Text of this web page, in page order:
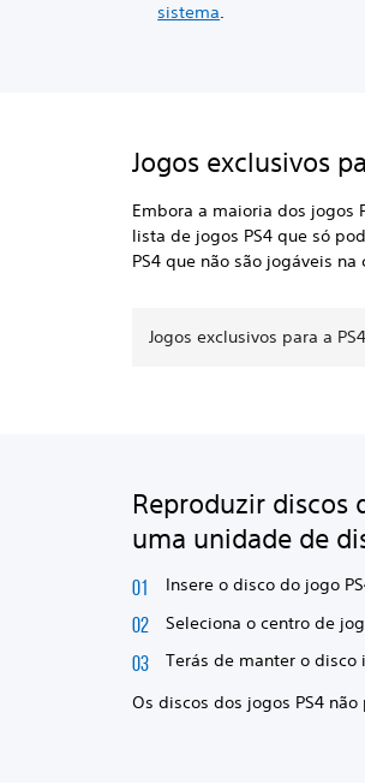
sistema.
Jogos exclusivos
Embora a maioria dos jogos
lista de jogos PS4 que só
PS4 que não são jogáveis na
Jogos exclusivos para a PS4
Reproduzir discos
uma unidade de
Insere o disco do jogo
Seleciona o centro de
Terás de manter o
Os discos dos jogos PS4